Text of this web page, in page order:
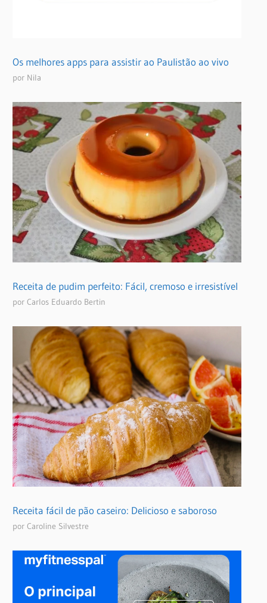
Os melhores apps para assistir ao Paulistão ao vivo
por Nila
Receita de pudim perfeito: Fácil, cremoso e irresistível
por Carlos Eduardo Bertin
Receita fácil de pão caseiro: Delicioso e saboroso
por Caroline Silvestre